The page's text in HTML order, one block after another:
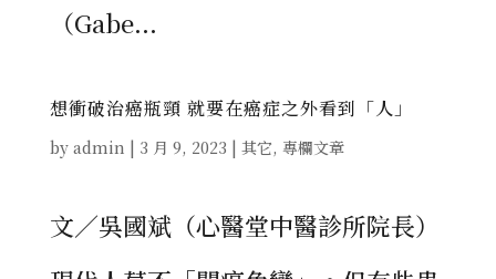
（Gabe...
想衝破治癌瓶頸 就要在癌症之外看到「人」
by admin | 3 月 9, 2023 | 其它, 專欄文章
文／吳國斌（心醫堂中醫診所院長）